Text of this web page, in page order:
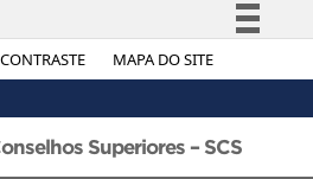
CONTRASTE MAPA DO SITE
Simplifique!
Acesso à informação
Superiores – SCS